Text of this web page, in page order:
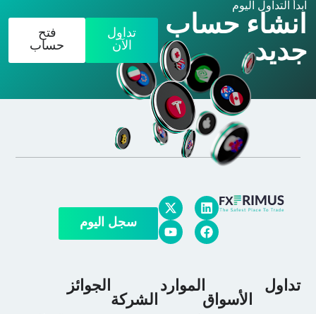
ابدأ التداول اليوم
انشاء حساب
جديد
تداول
الآن
فتح
حساب
سجل اليوم
تداول
الأسواق
الموارد
الشركة
الجوائز